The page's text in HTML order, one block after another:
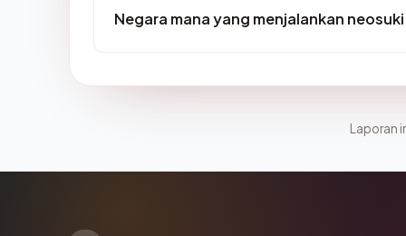
Negara mana yang menjalankan
Laporan